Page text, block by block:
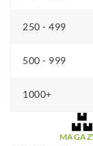
250 - 499
500 - 999
1000+